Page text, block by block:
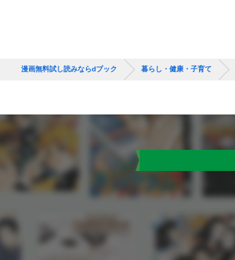
漫画無料試し読みならdブック 暮らし・健康・子育て